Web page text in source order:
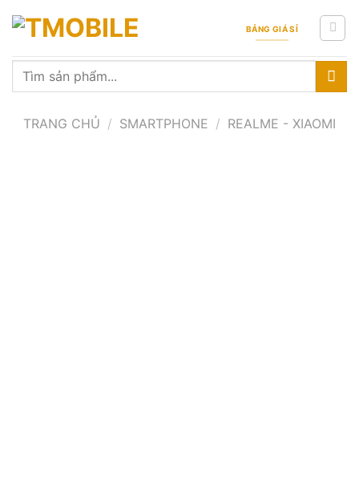
BẢNG GIÁ SỈ
Tìm
TRANG CHỦ / SMARTPHONE / REALME - XIAOMI